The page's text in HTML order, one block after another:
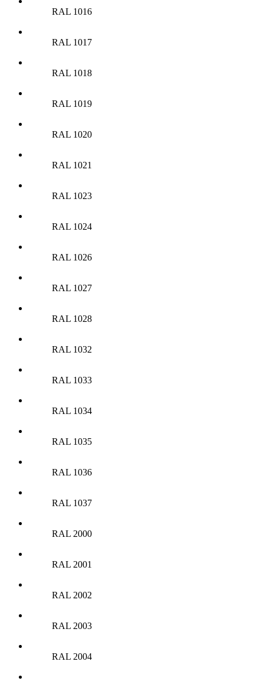
RAL 1016
RAL 1017
RAL 1018
RAL 1019
RAL 1020
RAL 1021
RAL 1023
RAL 1024
RAL 1026
RAL 1027
RAL 1028
RAL 1032
RAL 1033
RAL 1034
RAL 1035
RAL 1036
RAL 1037
RAL 2000
RAL 2001
RAL 2002
RAL 2003
RAL 2004